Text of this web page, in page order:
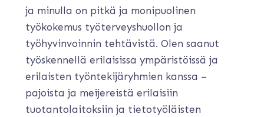
ja minulla on pitkä ja monipuolinen
työkokemus työterveyshuollon ja
työhyvinvoinnin tehtävistä. Olen saanut
työskennellä erilaisissa ympäristöissä ja
erilaisten työntekijäryhmien kanssa –
pajoista ja meijereistä erilaisiin
tuotantolaitoksiin ja tietotyöläisten